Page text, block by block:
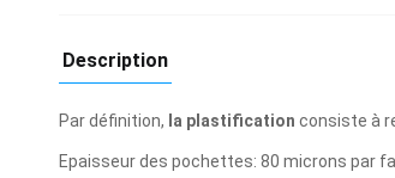
Description
Par définition, la plastification consiste à
Epaisseur des pochettes: 80 microns par